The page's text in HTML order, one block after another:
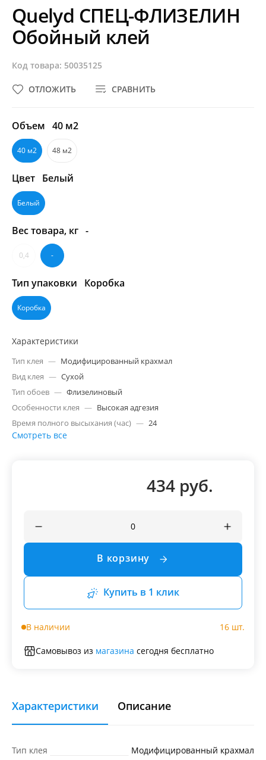
Quelyd СПЕЦ-ФЛИЗЕЛИН
Обойный клей
Код товара: 50035125
СРАВНИТЬ
ОТЛОЖИТЬ
Объем 40 м2
40 м2 48 м2
Цвет Белый
Белый
Вес товара, кг -
0,4 -
Тип упаковки Коробка
Коробка
Характеристики
Тип клея — Модифицированный крахмал
Вид клея — Сухой
Тип обоев — Флизелиновый
Особенности клея — Высокая адгезия
Время полного высыхания (час) — 24
Смотреть все
434 руб.
В корзину
Купить в 1 клик
В наличии 16 шт.
Самовывоз из магазина сегодня бесплатно
Характеристики Описание
Тип клея
Модифицированный крахмал